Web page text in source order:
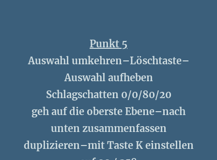
Punkt 5
Auswahl umkehren–Löschtaste–
Auswahl aufheben
Schlagschatten 0/0/80/20
geh auf die oberste Ebene–nach
unten zusammenfassen
duplizieren–mit Taste K einstellen